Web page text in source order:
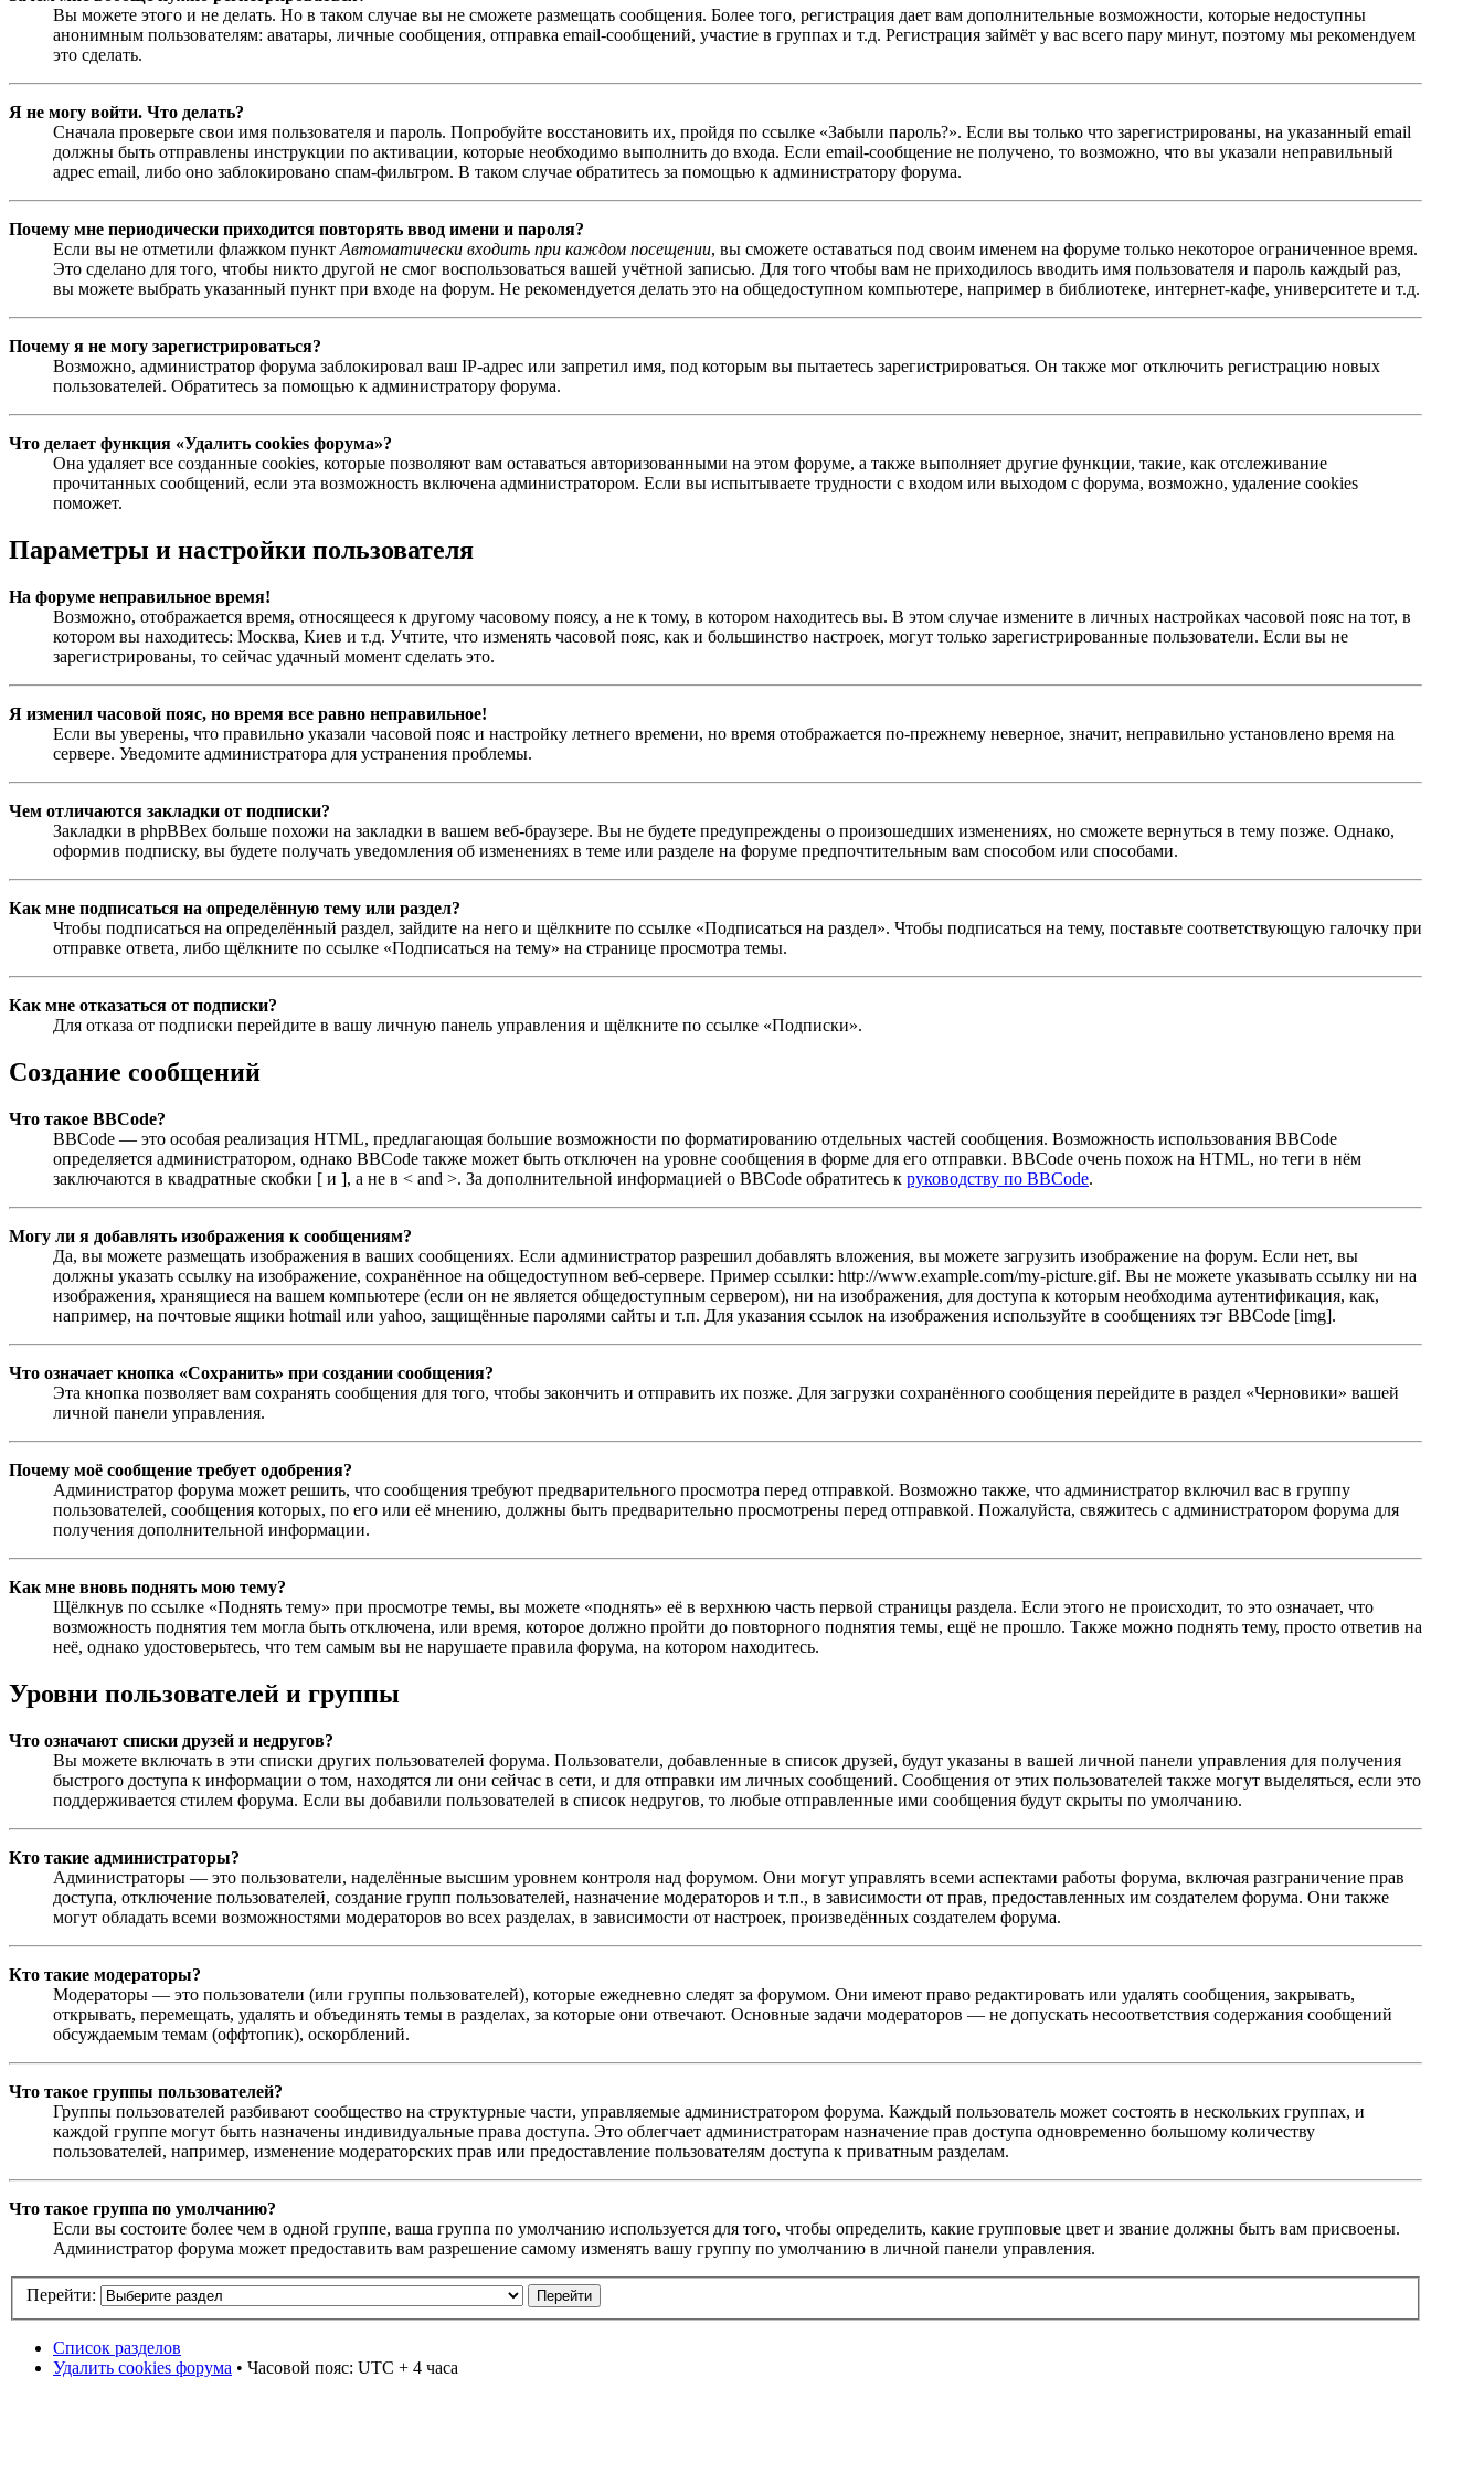
Вы можете этого и не делать. Но в таком случае вы не сможете размещать сообщения. Более того, регистрация дает вам дополнительные возможности, которые недоступны
анонимным пользователям: аватары, личные сообщения, отправка email-сообщений, участие в группах и т.д. Регистрация займёт у вас всего пару минут, поэтому мы рекомендуем
это сделать.
Я не могу войти. Что делать?
Сначала проверьте свои имя пользователя и пароль. Попробуйте восстановить их, пройдя по ссылке «Забыли пароль?». Если вы только что зарегистрированы, на указанный email
должны быть отправлены инструкции по активации, которые необходимо выполнить до входа. Если email-сообщение не получено, то возможно, что вы указали неправильный
адрес email, либо оно заблокировано спам-фильтром. В таком случае обратитесь за помощью к администратору форума.
Почему мне периодически приходится повторять ввод имени и пароля?
Если вы не отметили флажком пункт Автоматически входить при каждом посещении, вы сможете оставаться под своим именем на форуме только некоторое ограниченное время.
Это сделано для того, чтобы никто другой не смог воспользоваться вашей учётной записью. Для того чтобы вам не приходилось вводить имя пользователя и пароль каждый раз,
вы можете выбрать указанный пункт при входе на форум. Не рекомендуется делать это на общедоступном компьютере, например в библиотеке, интернет-кафе, университете и т.д.
Почему я не могу зарегистрироваться?
Возможно, администратор форума заблокировал ваш IP-адрес или запретил имя, под которым вы пытаетесь зарегистрироваться. Он также мог отключить регистрацию новых
пользователей. Обратитесь за помощью к администратору форума.
Что делает функция «Удалить cookies форума»?
Она удаляет все созданные cookies, которые позволяют вам оставаться авторизованными на этом форуме, а также выполняет другие функции, такие, как отслеживание
прочитанных сообщений, если эта возможность включена администратором. Если вы испытываете трудности с входом или выходом с форума, возможно, удаление cookies
поможет.
Параметры и настройки пользователя
На форуме неправильное время!
Возможно, отображается время, относящееся к другому часовому поясу, а не к тому, в котором находитесь вы. В этом случае измените в личных настройках часовой пояс на тот, в
котором вы находитесь: Москва, Киев и т.д. Учтите, что изменять часовой пояс, как и большинство настроек, могут только зарегистрированные пользователи. Если вы не
зарегистрированы, то сейчас удачный момент сделать это.
Я изменил часовой пояс, но время все равно неправильное!
Если вы уверены, что правильно указали часовой пояс и настройку летнего времени, но время отображается по-прежнему неверное, значит, неправильно установлено время на
сервере. Уведомите администратора для устранения проблемы.
Чем отличаются закладки от подписки?
Закладки в phpBBex больше похожи на закладки в вашем веб-браузере. Вы не будете предупреждены о произошедших изменениях, но сможете вернуться в тему позже. Однако,
оформив подписку, вы будете получать уведомления об изменениях в теме или разделе на форуме предпочтительным вам способом или способами.
Как мне подписаться на определённую тему или раздел?
Чтобы подписаться на определённый раздел, зайдите на него и щёлкните по ссылке «Подписаться на раздел». Чтобы подписаться на тему, поставьте соответствующую галочку при
отправке ответа, либо щёлкните по ссылке «Подписаться на тему» на странице просмотра темы.
Как мне отказаться от подписки?
Для отказа от подписки перейдите в вашу личную панель управления и щёлкните по ссылке «Подписки».
Создание сообщений
Что такое BBCode?
BBCode — это особая реализация HTML, предлагающая большие возможности по форматированию отдельных частей сообщения. Возможность использования BBCode
определяется администратором, однако BBCode также может быть отключен на уровне сообщения в форме для его отправки. BBCode очень похож на HTML, но теги в нём
заключаются в квадратные скобки [ и ], а не в < and >. За дополнительной информацией о BBCode обратитесь к руководству по BBCode.
Могу ли я добавлять изображения к сообщениям?
Да, вы можете размещать изображения в ваших сообщениях. Если администратор разрешил добавлять вложения, вы можете загрузить изображение на форум. Если нет, вы
должны указать ссылку на изображение, сохранённое на общедоступном веб-сервере. Пример ссылки: http://www.example.com/my-picture.gif. Вы не можете указывать ссылку ни на
изображения, хранящиеся на вашем компьютере (если он не является общедоступным сервером), ни на изображения, для доступа к которым необходима аутентификация, как,
например, на почтовые ящики hotmail или yahoo, защищённые паролями сайты и т.п. Для указания ссылок на изображения используйте в сообщениях тэг BBCode [img].
Что означает кнопка «Сохранить» при создании сообщения?
Эта кнопка позволяет вам сохранять сообщения для того, чтобы закончить и отправить их позже. Для загрузки сохранённого сообщения перейдите в раздел «Черновики» вашей
личной панели управления.
Почему моё сообщение требует одобрения?
Администратор форума может решить, что сообщения требуют предварительного просмотра перед отправкой. Возможно также, что администратор включил вас в группу
пользователей, сообщения которых, по его или её мнению, должны быть предварительно просмотрены перед отправкой. Пожалуйста, свяжитесь с администратором форума для
получения дополнительной информации.
Как мне вновь поднять мою тему?
Щёлкнув по ссылке «Поднять тему» при просмотре темы, вы можете «поднять» её в верхнюю часть первой страницы раздела. Если этого не происходит, то это означает, что
возможность поднятия тем могла быть отключена, или время, которое должно пройти до повторного поднятия темы, ещё не прошло. Также можно поднять тему, просто ответив на
неё, однако удостоверьтесь, что тем самым вы не нарушаете правила форума, на котором находитесь.
Уровни пользователей и группы
Что означают списки друзей и недругов?
Вы можете включать в эти списки других пользователей форума. Пользователи, добавленные в список друзей, будут указаны в вашей личной панели управления для получения
быстрого доступа к информации о том, находятся ли они сейчас в сети, и для отправки им личных сообщений. Сообщения от этих пользователей также могут выделяться, если это
поддерживается стилем форума. Если вы добавили пользователей в список недругов, то любые отправленные ими сообщения будут скрыты по умолчанию.
Кто такие администраторы?
Администраторы — это пользователи, наделённые высшим уровнем контроля над форумом. Они могут управлять всеми аспектами работы форума, включая разграничение прав
доступа, отключение пользователей, создание групп пользователей, назначение модераторов и т.п., в зависимости от прав, предоставленных им создателем форума. Они также
могут обладать всеми возможностями модераторов во всех разделах, в зависимости от настроек, произведённых создателем форума.
Кто такие модераторы?
Модераторы — это пользователи (или группы пользователей), которые ежедневно следят за форумом. Они имеют право редактировать или удалять сообщения, закрывать,
открывать, перемещать, удалять и объединять темы в разделах, за которые они отвечают. Основные задачи модераторов — не допускать несоответствия содержания сообщений
обсуждаемым темам (оффтопик), оскорблений.
Что такое группы пользователей?
Группы пользователей разбивают сообщество на структурные части, управляемые администратором форума. Каждый пользователь может состоять в нескольких группах, и
каждой группе могут быть назначены индивидуальные права доступа. Это облегчает администраторам назначение прав доступа одновременно большому количеству
пользователей, например, изменение модераторских прав или предоставление пользователям доступа к приватным разделам.
Что такое группа по умолчанию?
Если вы состоите более чем в одной группе, ваша группа по умолчанию используется для того, чтобы определить, какие групповые цвет и звание должны быть вам присвоены.
Администратор форума может предоставить вам разрешение самому изменять вашу группу по умолчанию в личной панели управления.
Перейти:
Список разделов
Удалить cookies форума • Часовой пояс: UTC + 4 часа